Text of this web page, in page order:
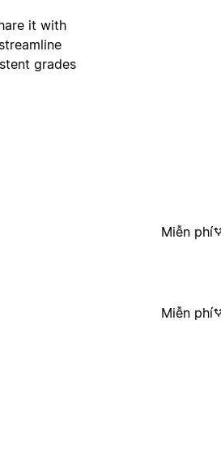
it with
grades
Miễn phí
Miễn phí